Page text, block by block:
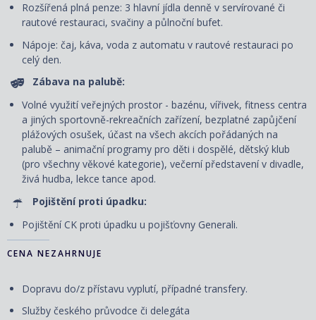
Rozšířená plná penze: 3 hlavní jídla denně v servírované či
rautové restauraci, svačiny a půlnoční bufet.
Nápoje: čaj, káva, voda z automatu v rautové restauraci po
celý den.
Zábava na palubě:
Volné využití veřejných prostor - bazénu, vířivek, fitness centra
a jiných sportovně-rekreačních zařízení, bezplatné zapůjčení
plážových osušek, účast na všech akcích pořádaných na
palubě – animační programy pro děti i dospělé, dětský klub
(pro všechny věkové kategorie), večerní představení v divadle,
živá hudba, lekce tance apod.
Pojištění proti úpadku:
Pojištění CK proti úpadku u pojišťovny Generali.
CENA NEZAHRNUJE
Dopravu do/z přístavu vyplutí, případné transfery.
Služby českého průvodce či delegáta